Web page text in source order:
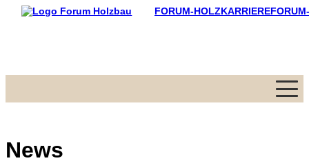
FORUM-HOLZKARRIERE
Menü
News